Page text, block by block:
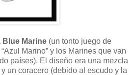
Blue Marine (un tonto juego de
Marino” y los Marines que van
países). El diseño era una mezcla
un coracero (debido al escudo y la